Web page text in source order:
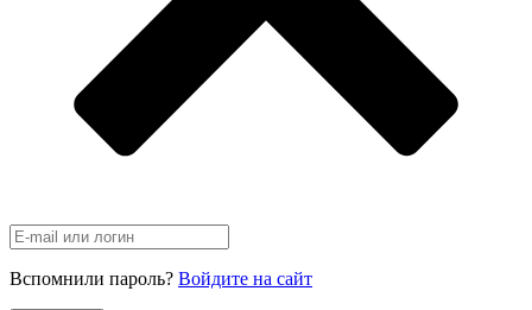
Вспомнили пароль? Войдите на сайт